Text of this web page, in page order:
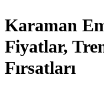
Karaman
Fiyatlar,
Fırsatları